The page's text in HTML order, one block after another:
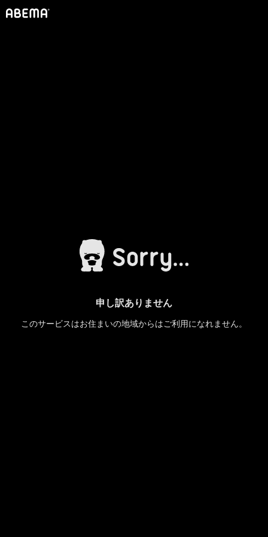
申し訳ありません
このサービスはお住まいの地域からはご利用になれません。